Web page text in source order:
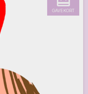
GAVEKORT